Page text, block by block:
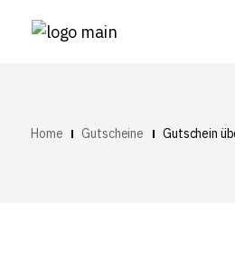
Home Gutscheine Gutschein